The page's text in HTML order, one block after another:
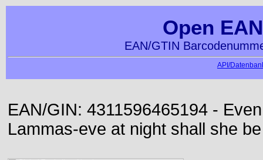
Open
EAN/GTIN
API/
EAN/GIN: 4311596465194 -
Lammas-eve at night shall she